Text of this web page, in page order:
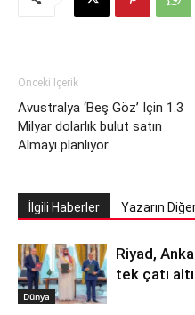
Önceki İçerik
Avustralya ‘Beş Göz’ İçin 1.3
Milyar dolarlık bulut satın
Almayı planlıyor
İlgili Haberler Yazarın
Dünya
Riyad,
tek çatı